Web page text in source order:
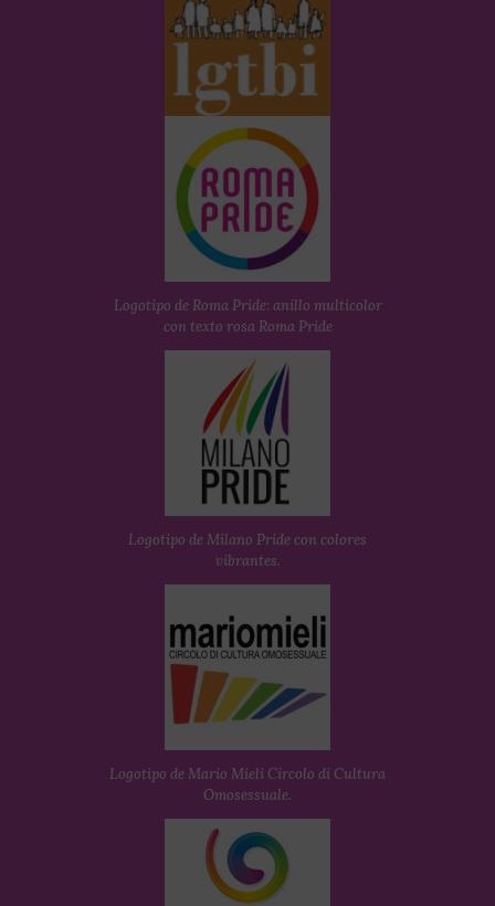
Logotipo de Roma Pride: anillo multicolor
con texto rosa Roma Pride
Logotipo de Milano Pride con colores
vibrantes.
Logotipo de Mario Mieli Circolo di Cultura
Omosessuale.